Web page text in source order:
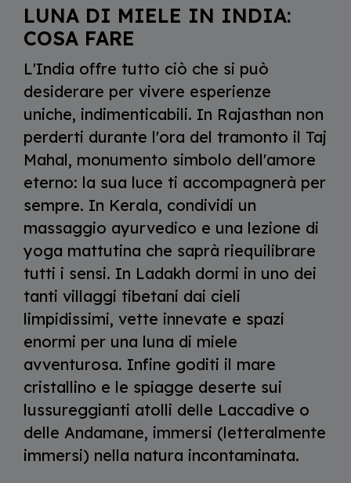
LUNA DI MIELE IN INDIA:
COSA FARE
L'India offre tutto ciò che si può
desiderare per vivere esperienze
uniche, indimenticabili. In Rajasthan non
perderti durante l'ora del tramonto il Taj
Mahal, monumento simbolo dell'amore
eterno: la sua luce ti accompagnerà per
sempre. In Kerala, condividi un
massaggio ayurvedico e una lezione di
yoga mattutina che saprà riequilibrare
tutti i sensi. In Ladakh dormi in uno dei
tanti villaggi tibetani dai cieli
limpidissimi, vette innevate e spazi
enormi per una luna di miele
avventurosa. Infine goditi il mare
cristallino e le spiagge deserte sui
lussureggianti atolli delle Laccadive o
delle Andamane, immersi (letteralmente
immersi) nella natura incontaminata.